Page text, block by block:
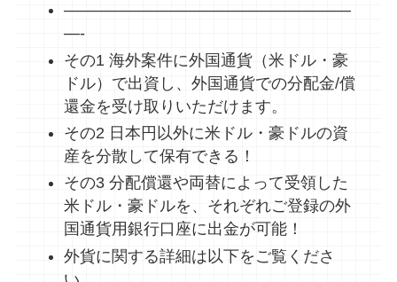
——————————————————
—-
その1 海外案件に外国通貨（米ドル・豪
ドル）で出資し、外国通貨での分配金/償
還金を受け取りいただけます。
その2 日本円以外に米ドル・豪ドルの資
産を分散して保有できる！
その3 分配償還や両替によって受領した
米ドル・豪ドルを、それぞれご登録の外
国通貨用銀行口座に出金が可能！
外貨に関する詳細は以下をご覧くださ